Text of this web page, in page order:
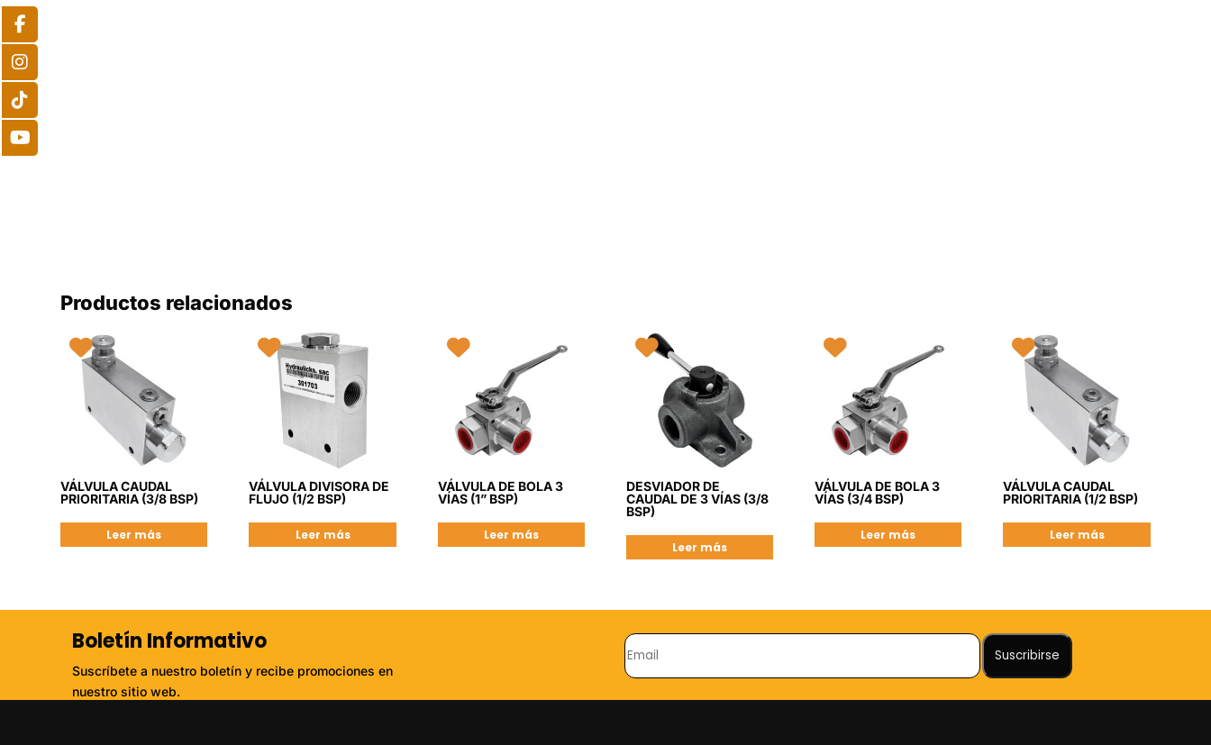
Productos relacionados
VÁLVULA CAUDAL
PRIORITARIA (3/8 BSP)
Leer más
VÁLVULA DIVISORA DE
FLUJO (1/2 BSP)
Leer más
VÁLVULA DE BOLA 3
VÍAS (1” BSP)
Leer más
DESVIADOR DE
CAUDAL DE 3 VÍAS (3/8
BSP)
Leer más
VÁLVULA DE BOLA 3
VÍAS (3/4 BSP)
Leer más
VÁLVULA CAUDAL
PRIORITARIA (1/2 BSP)
Leer más
Boletín Informativo
Suscríbete a nuestro boletín y recibe promociones en
nuestro sitio web.